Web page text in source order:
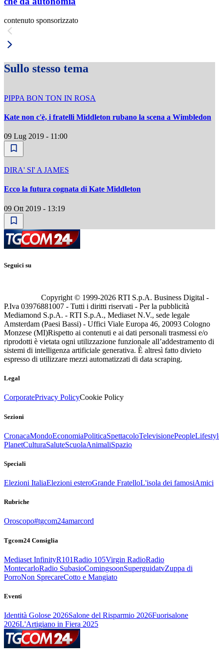
contenuto sponsorizzato
Sullo stesso tema
PIPPA BON TON IN ROSA
Kate non c'è, i fratelli Middleton rubano la scena a Wimbledon
09 Lug 2019 - 11:00
DIRA' SI' A JAMES
Ecco la futura cognata di Kate Middleton
09 Ott 2019 - 13:19
Seguici su
Copyright © 1999-2026 RTI S.p.A. Business Digital -
P.Iva 03976881007 - Tutti i diritti riservati - Per la pubblicità
Mediamond S.p.A. - RTI S.p.A., Mediaset N.V., sede legale
Amsterdam (Paesi Bassi) - Uffici Viale Europa 46, 20093 Cologno
Monzese (MI)Rispetto ai contenuti e ai dati personali trasmessi e/o
riprodotti è vietata ogni utilizzazione funzionale all’addestramento di
sistemi di intelligenza artificiale generativa. È altresì fatto divieto
espresso di utilizzare mezzi automatizzati di data scraping.
Legal
CorporatePrivacy PolicyCookie Policy
Sezioni
CronacaMondoEconomiaPoliticaSpettacoloTelevisionePeople
PlanetCulturaSaluteScuolaAnimaliSpazio
Speciali
Elezioni ItaliaElezioni esteroGrande FratelloL'isola dei famosiAmici
Rubriche
Oroscopo#tgcom24amarcord
Tgcom24 Consiglia
Mediaset InfinityR101Radio 105Virgin RadioRadio
MontecarloRadio SubasioComingsoonSuperguidatvZuppa di
PorroNon SprecareCotto e Mangiato
Eventi
Identità Golose 2026Salone del Risparmio 2026Fuorisalone
2026L'Artigiano in Fiera 2025